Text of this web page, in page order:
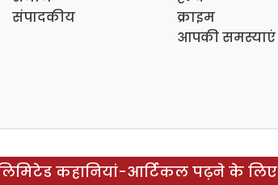
संपादकीय
क्राइम
आपकी समस्याएं
कहानियां-आर्टिकल पढ़ने के लिए